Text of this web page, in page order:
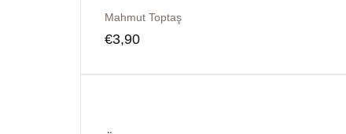
Mahmut Toptaş
€3,90